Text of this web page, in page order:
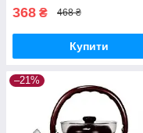
368 ₴ 468 ₴
Купити
–21%